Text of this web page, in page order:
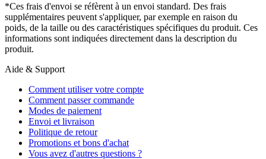
*Ces frais d'envoi se réfèrent à un envoi standard. Des frais
supplémentaires peuvent s'appliquer, par exemple en raison du
poids, de la taille ou des caractéristiques spécifiques du produit. Ces
informations sont indiquées directement dans la description du
produit.
Aide & Support
Comment utiliser votre compte
Comment passer commande
Modes de paiement
Envoi et livraison
Politique de retour
Promotions et bons d'achat
Vous avez d'autres questions ?